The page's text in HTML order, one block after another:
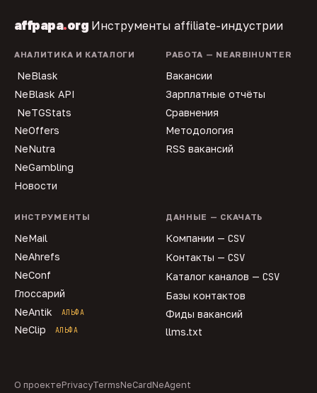
affpapa.org Инструменты affiliate-индустрии
АНАЛИТИКА И КАТАЛОГИ
NeBlask
NeBlask API
NeTGStats
NeOffers
NeNutra
NeGambling
Новости
РАБОТА — NEARBIHUNTER
Вакансии
Зарплатные отчёты
Сравнения
Методология
RSS вакансий
ИНСТРУМЕНТЫ
NeMail
NeAhrefs
NeConf
Глоссарий
NeAntik
АЛЬФА
NeClip АЛЬФА
ДАННЫЕ — СКАЧАТЬ
Компании — CSV
Контакты — CSV
Каталог каналов — CSV
Базы контактов
Фиды вакансий
llms.txt
О проектеPrivacyTermsNeCardNeAgent